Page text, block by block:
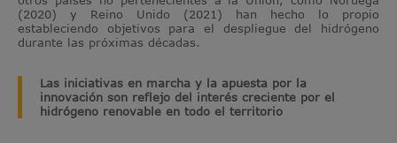
(2020) y Reino Unido (2021) han hecho lo propio
estableciendo objetivos para el despliegue del hidrógeno
durante las próximas décadas.
Las iniciativas en marcha y la apuesta por la
innovación son reflejo del interés creciente por el
hidrógeno renovable en todo el territorio